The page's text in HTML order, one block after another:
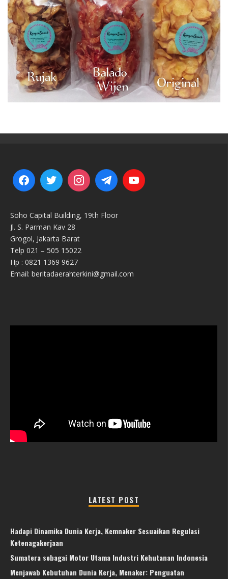
Soho Capital Building, 19th Floor
Jl. S. Parman Kav 28
Grogol, Jakarta Barat
Telp 021 – 505 15022
Hp : 0821 1369 9627
Email: beritadaerahterkini@gmail.com
LATEST POST
Hadapi Dinamika Dunia Kerja, Kemnaker Sesuaikan Regulasi
Ketenagakerjaan
Sumatera sebagai Motor Utama Industri Kehutanan Indonesia
Menjawab Kebutuhan Dunia Kerja, Menaker: Penguatan